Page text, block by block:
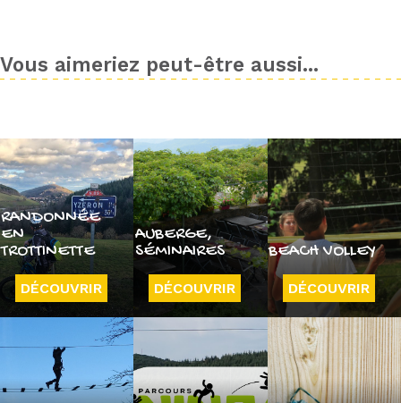
Vous aimeriez peut-être aussi...
RANDONNÉE
EN
TROTTINETTE
DÉCOUVRIR
AUBERGE,
SÉMINAIRES
DÉCOUVRIR
BEACH VOLLEY
DÉCOUVRIR